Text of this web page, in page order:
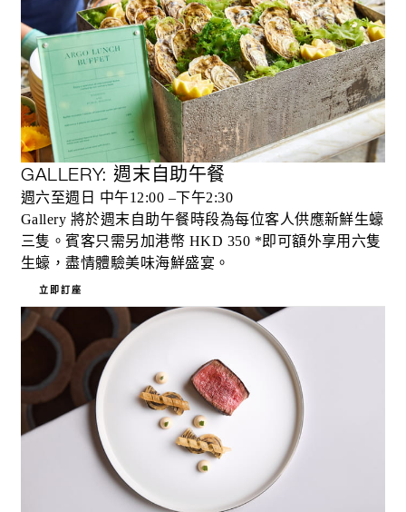
GALLERY: 週末自助午餐
週六至週日 中午12:00 –下午2:30
Gallery 將於週末自助午餐時段為每位客人供應新鮮生蠔
三隻。賓客只需另加港幣 HKD 350 *即可額外享用六隻
生蠔，盡情體驗美味海鮮盛宴。
立即訂座